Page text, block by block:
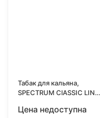
Табак для кальяна,
SPECTRUM ClASSIC LINE
(Карибский ром)
Цена недоступна